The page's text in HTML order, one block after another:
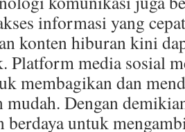
informasi yang
konten hiburan kini
Platform media sosial
membagikan dan
Dengan
berdaya untuk